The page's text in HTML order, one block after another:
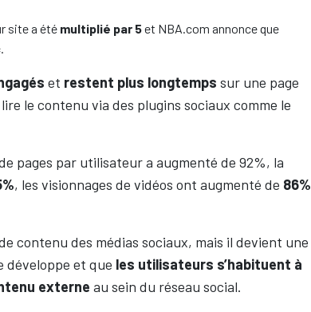
site a été multiplié par 5et NBA.com annonce que
.
et restent plus longtemps sur une page
le contenu via des plugins sociaux comme le
pages par utilisateur a augmenté de 92%, la
, les visionnages de vidéos ont augmenté de 86%
contenu des médias sociaux, mais il devient une
développe et que les utilisateurs s’habituent à
externe au sein du réseau social.